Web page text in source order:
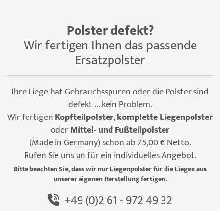
Polster defekt?
Wir fertigen Ihnen das passende
Ersatzpolster
Ihre Liege hat Gebrauchsspuren oder die Polster sind
defekt ... kein Problem.
Wir fertigen Kopfteilpolster,komplette Liegenpolster
oderMittel- und Fußteilpolster
(Made in Germany) schon ab 75,00 € Netto.
Rufen Sie uns an für ein individuelles Angebot.
Bitte beachten Sie, dass wir nur Liegenpolster für die Liegen aus
unserer eigenen Herstellung fertigen.
+49 (0)2 61 - 972 49 32